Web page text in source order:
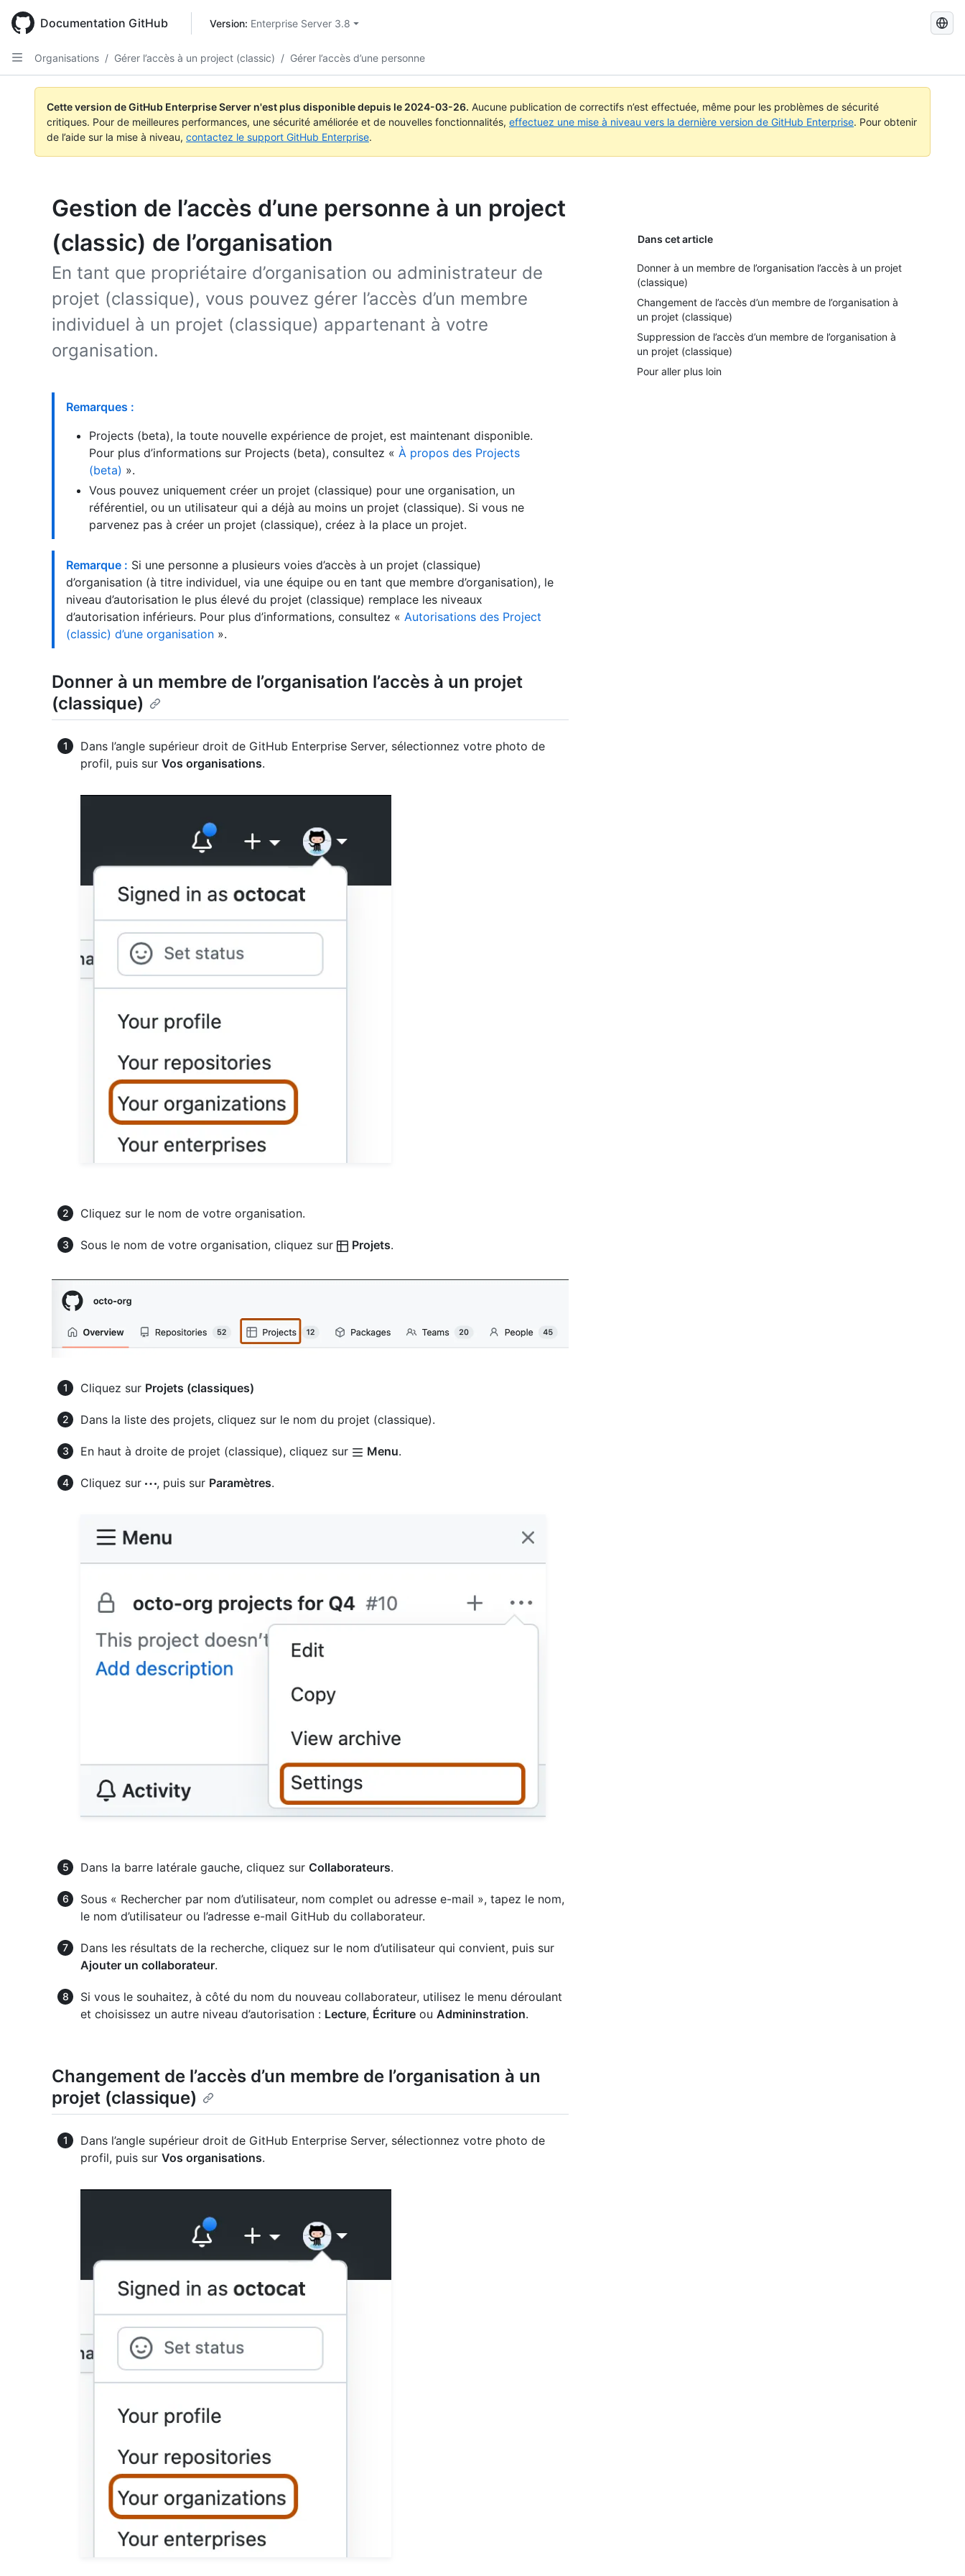
main
content
Documentation GitHub Version: Enterprise Server 3.8
Docs
Organisations / Gérer l’accès à un project (classic) / Gérer l’accès d’une personne
Cette version de GitHub Enterprise Server n'est plus disponible depuis le 2024-03-26. Aucune publication de correctifs n’est effectuée, même pour les problèmes de sécurité
critiques. Pour de meilleures performances, une sécurité améliorée et de nouvelles fonctionnalités, effectuez une mise à niveau vers la dernière version de GitHub Enterprise. Pour obtenir
de l’aide sur la mise à niveau, contactez le support GitHub Enterprise.
Gestion de l’accès d’une personne à un project
(classic) de l’organisation
En tant que propriétaire d’organisation ou administrateur de
projet (classique), vous pouvez gérer l’accès d’un membre
individuel à un projet (classique) appartenant à votre
organisation.
Dans cet article
Donner à un membre de l’organisation l’accès à un projet
(classique)
Changement de l’accès d’un membre de l’organisation à
un projet (classique)
Suppression de l’accès d’un membre de l’organisation à
un projet (classique)
Pour aller plus loin
Remarques :
Projects (beta), la toute nouvelle expérience de projet, est maintenant disponible.
Pour plus d’informations sur Projects (beta), consultez « À propos des Projects
(beta) ».
Vous pouvez uniquement créer un projet (classique) pour une organisation, un
référentiel, ou un utilisateur qui a déjà au moins un projet (classique). Si vous ne
parvenez pas à créer un projet (classique), créez à la place un projet.
Remarque : Si une personne a plusieurs voies d’accès à un projet (classique)
d’organisation (à titre individuel, via une équipe ou en tant que membre d’organisation), le
niveau d’autorisation le plus élevé du projet (classique) remplace les niveaux
d’autorisation inférieurs. Pour plus d’informations, consultez « Autorisations des Project
(classic) d’une organisation ».
Donner à un membre de l’organisation l’accès à un projet
(classique)
Dans l’angle supérieur droit de GitHub Enterprise Server, sélectionnez votre photo de
profil, puis sur Vos organisations.
Cliquez sur le nom de votre organisation.
Sous le nom de votre organisation, cliquez sur Projets.
Cliquez sur Projets (classiques)
Dans la liste des projets, cliquez sur le nom du projet (classique).
En haut à droite de projet (classique), cliquez sur Menu.
Cliquez sur , puis sur Paramètres.
Dans la barre latérale gauche, cliquez sur Collaborateurs.
Sous « Rechercher par nom d’utilisateur, nom complet ou adresse e-mail », tapez le nom,
le nom d’utilisateur ou l’adresse e-mail GitHub du collaborateur.
Dans les résultats de la recherche, cliquez sur le nom d’utilisateur qui convient, puis sur
Ajouter un collaborateur.
Si vous le souhaitez, à côté du nom du nouveau collaborateur, utilisez le menu déroulant
et choisissez un autre niveau d’autorisation : Lecture, Écriture ou Admininstration.
Changement de l’accès d’un membre de l’organisation à un
projet (classique)
Dans l’angle supérieur droit de GitHub Enterprise Server, sélectionnez votre photo de
profil, puis sur Vos organisations.